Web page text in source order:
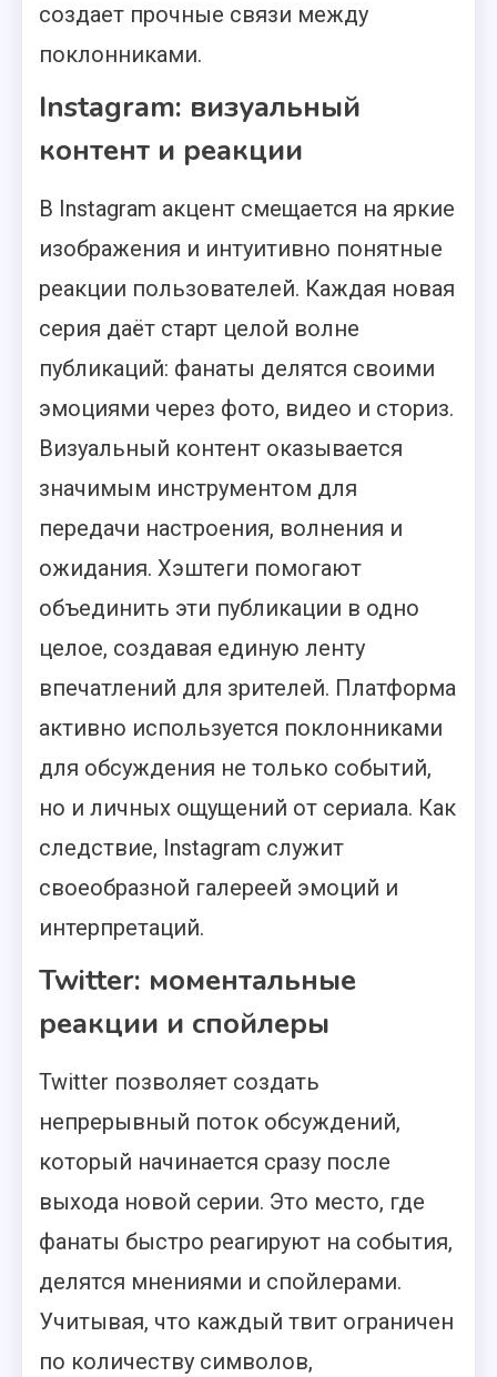
создает прочные связи между
поклонниками.
Instagram: визуальный
контент и реакции
В Instagram акцент смещается на яркие
изображения и интуитивно понятные
реакции пользователей. Каждая новая
серия даёт старт целой волне
публикаций: фанаты делятся своими
эмоциями через фото, видео и сториз.
Визуальный контент оказывается
значимым инструментом для
передачи настроения, волнения и
ожидания. Хэштеги помогают
объединить эти публикации в одно
целое, создавая единую ленту
впечатлений для зрителей. Платформа
активно используется поклонниками
для обсуждения не только событий,
но и личных ощущений от сериала. Как
следствие, Instagram служит
своеобразной галереей эмоций и
интерпретаций.
Twitter: моментальные
реакции и спойлеры
Twitter позволяет создать
непрерывный поток обсуждений,
который начинается сразу после
выхода новой серии. Это место, где
фанаты быстро реагируют на события,
делятся мнениями и спойлерами.
Учитывая, что каждый твит ограничен
по количеству символов,